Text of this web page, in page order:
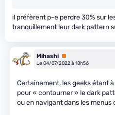
il préfèrent p-e perdre 30% sur
tranquillement leur dark pattern
Mihashi Premium
Le 04/07/2022 à 18h56
Certainement, les geeks étant
pour « contourner » le dark
ou en navigant dans les menus